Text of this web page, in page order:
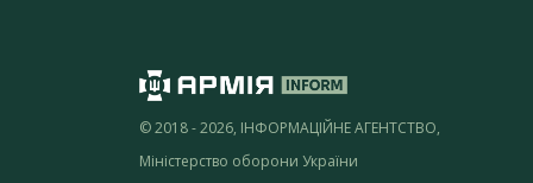
© 2018 - 2026, ІНФОРМАЦІЙНЕ АГЕНТСТВО,
Міністерство оборони України